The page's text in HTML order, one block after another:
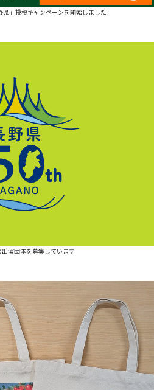
」投稿キャンペーンを開始しました
演団体を募集しています